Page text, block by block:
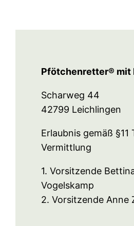
Pfötchenretter® mit
Scharweg 44
42799 Leichlingen
Erlaubnis gemäß §11
Vermittlung
1. Vorsitzende
Vogelskamp
2. Vorsitzende Anne